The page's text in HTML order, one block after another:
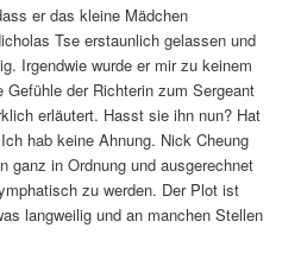
er das kleine Mädchen
Tse erstaunlich gelassen und
Irgendwie wurde er mir zu keinem
der Richterin zum Sergeant
erläutert. Hasst sie ihn nun? Hat
hab keine Ahnung. Nick Cheung
ganz in Ordnung und ausgerechnet
zu werden. Der Plot ist
langweilig und an manchen Stellen